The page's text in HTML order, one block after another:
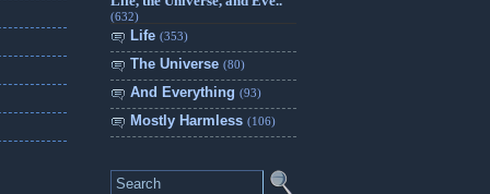
(632)
Life (353)
The Universe (80)
And Everything (93)
Mostly Harmless (106)